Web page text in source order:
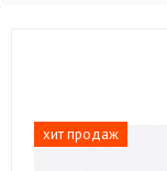
хит продаж